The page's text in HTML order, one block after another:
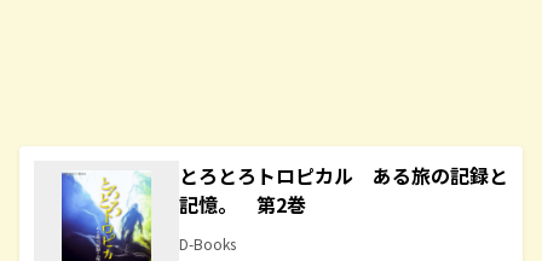
とろとろトロピカル ある旅の記録と
記憶。 第2巻
D-Books